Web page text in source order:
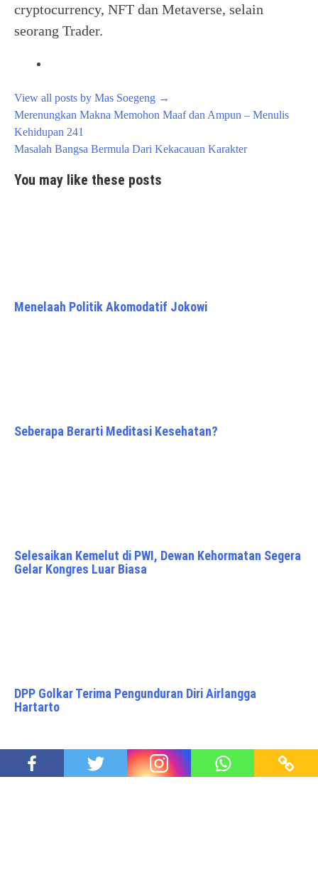
cryptocurrency, NFT dan Metaverse, selain
seorang Trader.
View all posts by Mas Soegeng →
Post
navigation
Merenungkan Makna Memohon Maaf dan Ampun – Menulis
Kehidupan 241
Masalah Bangsa Bermula Dari Kekacauan Karakter
You may like these posts
Menelaah Politik Akomodatif Jokowi
Seberapa Berarti Meditasi Kesehatan?
Selesaikan Kemelut di PWI, Dewan Kehormatan Segera
Gelar Kongres Luar Biasa
DPP Golkar Terima Pengunduran Diri Airlangga
Hartarto